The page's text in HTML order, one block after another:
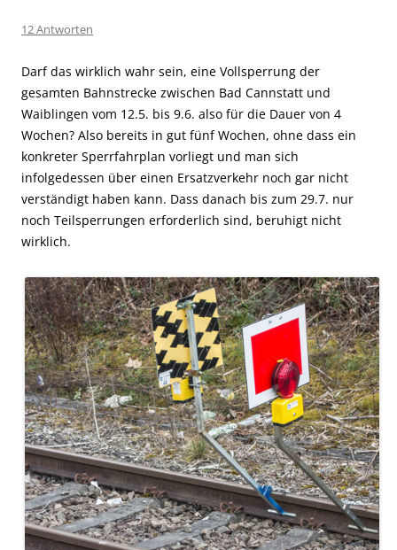
12 Antworten
Darf das wirklich wahr sein, eine Vollsperrung der
gesamten Bahnstrecke zwischen Bad Cannstatt und
Waiblingen vom 12.5. bis 9.6. also für die Dauer von 4
Wochen? Also bereits in gut fünf Wochen, ohne dass ein
konkreter Sperrfahrplan vorliegt und man sich
infolgedessen über einen Ersatzverkehr noch gar nicht
verständigt haben kann. Dass danach bis zum 29.7. nur
noch Teilsperrungen erforderlich sind, beruhigt nicht
wirklich.